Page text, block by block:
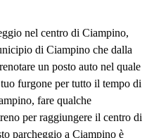
nel centro di Ciampino,
di Ciampino che dalla
un posto auto nel quale
furgone per tutto il tempo di
fare qualche
per raggiungere il centro di
parcheggio a Ciampino è